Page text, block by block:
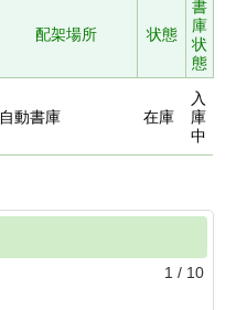
配架場所 状態
書
庫
状
態
自動書庫 在庫
入
庫
中
1 / 10